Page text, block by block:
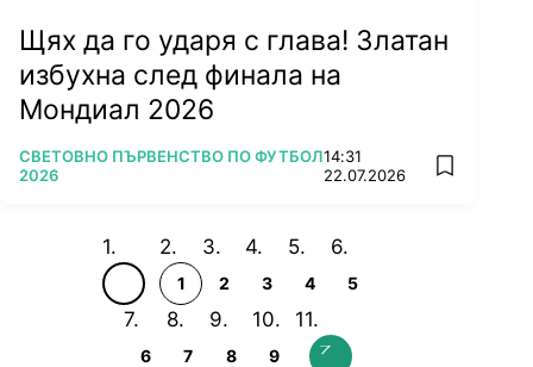
Щях да го ударя с глава! Златан
избухна след финала на
Мондиал 2026
ПОВЕЧЕ ОТ
СВЕТОВНО ПЪРВЕНСТВО ПО ФУТБОЛ
2026
14:31
22.07.2026
add
1 2 3 4 5
6 7 8 9